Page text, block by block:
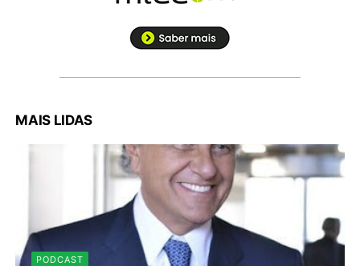
MAIS LIDAS
PODCAST